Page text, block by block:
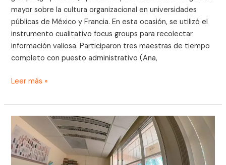
mayor sobre la cultura organizacional en universidades
públicas de México y Francia. En esta ocasión, se utilizó el
instrumento cualitativo focus groups para recolectar
información valiosa. Participaron tres maestras de tiempo
completo con puesto administrativo (Ana,
Leer más »
Entrevista
con
Urbano:
Explorando